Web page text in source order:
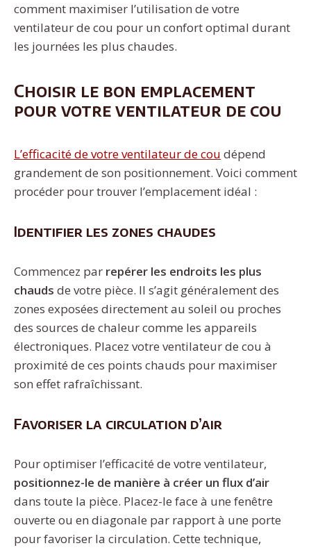
comment maximiser l’utilisation de votre
ventilateur de cou pour un confort optimal durant
les journées les plus chaudes.
Choisir le bon emplacement
pour votre ventilateur de cou
L’efficacité de votre ventilateur de cou dépend
grandement de son positionnement. Voici comment
procéder pour trouver l’emplacement idéal :
Identifier les zones chaudes
Commencez par repérer les endroits les plus
chauds de votre pièce. Il s’agit généralement des
zones exposées directement au soleil ou proches
des sources de chaleur comme les appareils
électroniques. Placez votre ventilateur de cou à
proximité de ces points chauds pour maximiser
son effet rafraîchissant.
Favoriser la circulation d’air
Pour optimiser l’efficacité de votre ventilateur,
positionnez-le de manière à créer un flux d’air
dans toute la pièce. Placez-le face à une fenêtre
ouverte ou en diagonale par rapport à une porte
pour favoriser la circulation. Cette technique,